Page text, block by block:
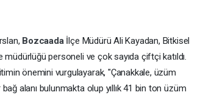
Bozcaada İlçe Müdürü Ali Kayadan, Bitkisel
personeli ve çok sayıda çiftçi katıldı.
önemini vurgulayarak, "Çanakkale, üzüm
alanı bulunmakta olup yıllık 41 bin ton üzüm